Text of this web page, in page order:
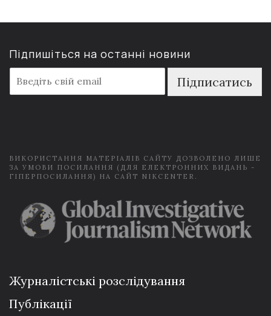
Підпишіться на останні новини
m
a
Підписатись
ВИКОРИСТАННЯ МАТЕРІАЛІВ САЙТУ ДОЗВОЛЕНО ЛИШЕ
ЗА УМОВИ ПОСИЛАННЯ (ДЛЯ ЕЛЕКТРОННИХ ВИДАНЬ -
ГІПЕРПОСИЛАННЯ) НА САЙТ NIKCENTER.
Журналістські розслідування
Публікації